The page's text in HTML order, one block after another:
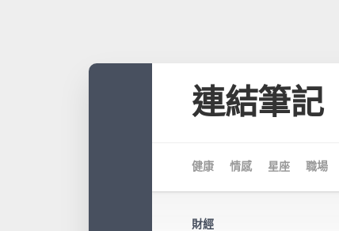
連結筆記
健康 情感 星座 職場
財經